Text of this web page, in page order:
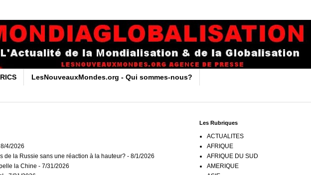
LesNouveauxMondes.org - Qui sommes-nous?
4/2026
de la Russie sans une réaction à la hauteur? - 8/1/2026
la Chine - 7/31/2026
Les Rubriques
ACTUALITES
AFRIQUE
AFRIQUE DU SUD
AMERIQUE